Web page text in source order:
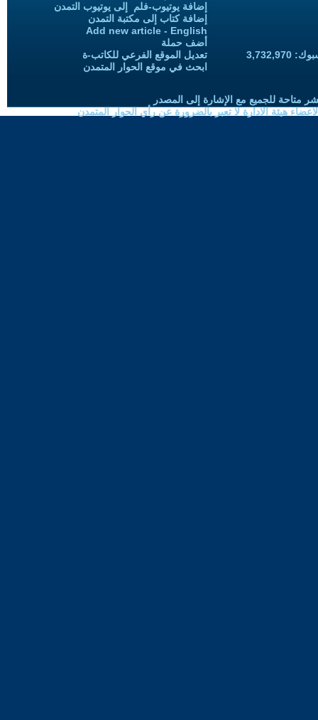
إضافة يوتيوب-فلم إلى يوتيوب التمدن
إضافة كتاب إلى مكتبة التمدن
Add new article - English
أضف حملة
تعديل الموقع الفرعي للكاتب-ة
ابحث في موقع الحوار المتمدن
متاحة للجميع مع الإشارة إلى المصدر
هيئة الادارة لا تعبر بالضرورة عن رأي الحوار المتمدن